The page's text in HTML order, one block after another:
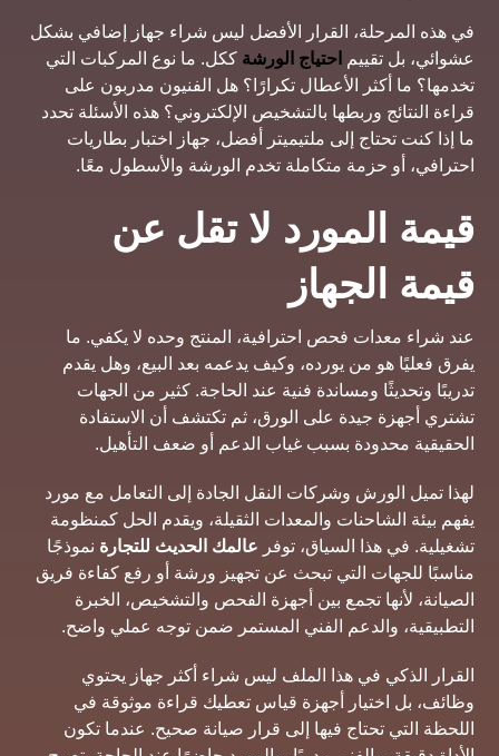
في هذه المرحلة، القرار الأفضل ليس شراء جهاز إضافي بشكل
عشوائي، بل تقييم احتياج الورشة ككل. ما نوع المركبات التي
تخدمها؟ ما أكثر الأعطال تكرارًا؟ هل الفنيون مدربون على
قراءة النتائج وربطها بالتشخيص الإلكتروني؟ هذه الأسئلة تحدد
ما إذا كنت تحتاج إلى ملتيميتر أفضل، جهاز اختبار بطاريات
احترافي، أو حزمة متكاملة تخدم الورشة والأسطول معًا.
قيمة المورد لا تقل عن
قيمة الجهاز
عند شراء معدات فحص احترافية، المنتج وحده لا يكفي. ما
يفرق فعليًا هو من يورده، وكيف يدعمه بعد البيع، وهل يقدم
تدريبًا وتحديثًا ومساندة فنية عند الحاجة. كثير من الجهات
تشتري أجهزة جيدة على الورق، ثم تكتشف أن الاستفادة
الحقيقية محدودة بسبب غياب الدعم أو ضعف التأهيل.
لهذا تميل الورش وشركات النقل الجادة إلى التعامل مع مورد
يفهم بيئة الشاحنات والمعدات الثقيلة، ويقدم الحل كمنظومة
تشغيلية. في هذا السياق، توفر عالمك الحديث للتجارة نموذجًا
مناسبًا للجهات التي تبحث عن تجهيز ورشة أو رفع كفاءة فريق
الصيانة، لأنها تجمع بين أجهزة الفحص والتشخيص، الخبرة
التطبيقية، والدعم الفني المستمر ضمن توجه عملي واضح.
القرار الذكي في هذا الملف ليس شراء أكثر جهاز يحتوي
وظائف، بل اختيار أجهزة قياس تعطيك قراءة موثوقة في
اللحظة التي تحتاج فيها إلى قرار صيانة صحيح. عندما تكون